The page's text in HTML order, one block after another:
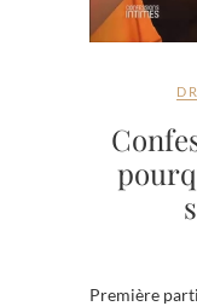
Première